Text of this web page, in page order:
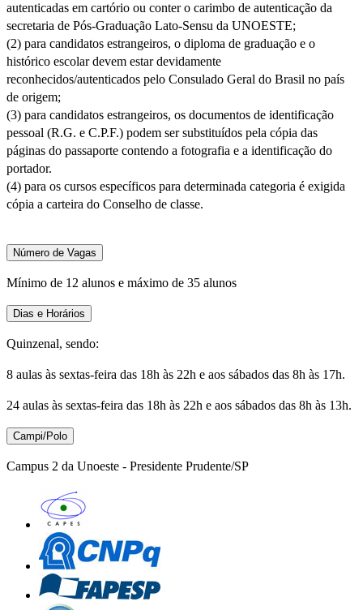
autenticadas em cartório ou conter o carimbo de autenticação da
secretaria de Pós-Graduação Lato-Sensu da UNOESTE;
(2) para candidatos estrangeiros, o diploma de graduação e o
histórico escolar devem estar devidamente
reconhecidos/autenticados pelo Consulado Geral do Brasil no país
de origem;
(3) para candidatos estrangeiros, os documentos de identificação
pessoal (R.G. e C.P.F.) podem ser substituídos pela cópia das
páginas do passaporte contendo a fotografia e a identificação do
portador.
(4) para os cursos específicos para determinada categoria é exigida
cópia a carteira do Conselho de classe.
Número de Vagas
Mínimo de 12 alunos e máximo de 35 alunos
Dias e Horários
Quinzenal, sendo:
8 aulas às sextas-feira das 18h às 22h e aos sábados das 8h às 17h.
24 aulas às sextas-feira das 18h às 22h e aos sábados das 8h às 13h.
Campi/Polo
Campus 2 da Unoeste - Presidente Prudente/SP